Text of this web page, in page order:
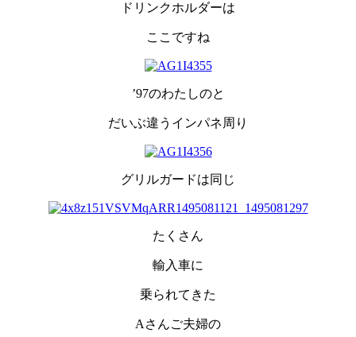
ドリンクホルダーは
ここですね
’97のわたしのと
だいぶ違うインパネ周り
グリルガードは同じ
たくさん
輸入車に
乗られてきた
Aさんご夫婦の